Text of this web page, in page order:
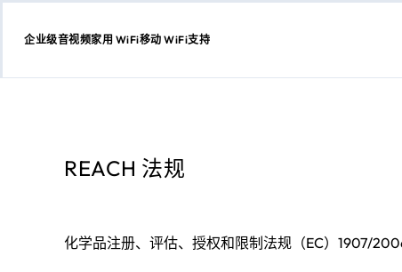
跳
企业级音视频家用 WiFi移动 WiFi支持
REACH 法规
化学品注册、评估、授权和限制法规（EC）1907/